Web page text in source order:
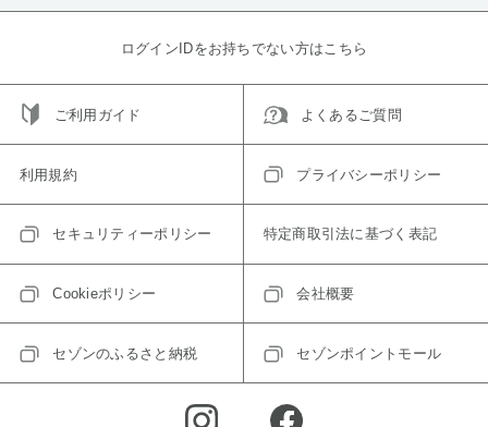
ログインIDをお持ちでない方はこちら
ご利用ガイド よくあるご質問
利用規約 プライバシーポリシー
セキュリティーポリシー 特定商取引法に基づく表記
Cookieポリシー 会社概要
セゾンのふるさと納税 セゾンポイントモール